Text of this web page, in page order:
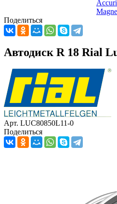
Поделиться
Автодиск R 18 Rial
Арт. LUC80850L11-0
Поделиться